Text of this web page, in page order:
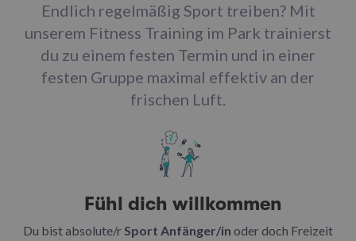
Endlich regelmäßig Sport treiben? Mit
unserem Fitness Training im Park trainierst
du zu einem festen Termin und in einer
festen Gruppe maximal effektiv an der
frischen Luft.
Fühl dich willkommen
Du bist absolute/r Sport Anfänger/in oder doch Freizeit